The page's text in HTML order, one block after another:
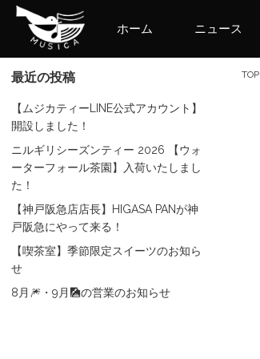
ホーム ニュース
TOP
最近の投稿
【ムジカティーLINE公式アカウント】
開設しました！
ニルギリシーズンティー 2026 【ウォ
ーターフォール茶園】入荷いたしまし
た！
【神戸阪急店店長】HIGASA PANが神
戸阪急にやって来る！
【喫茶室】季節限定スイーツのお知ら
せ
8月🎆・9月🎑の営業のお知らせ